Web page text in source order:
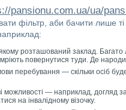
pansionu.com.ua/ua/
фільтр, аби бачити лише
якому розташований заклад.
повернутися туди. Де
перебування — скільки осіб
можливості — наприклад, догляд
на інвалідному візочку.